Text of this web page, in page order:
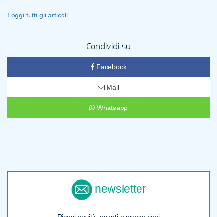
Leggi tutti gli articoli
Condividi su
Facebook
Mail
Whatsapp
newsletter